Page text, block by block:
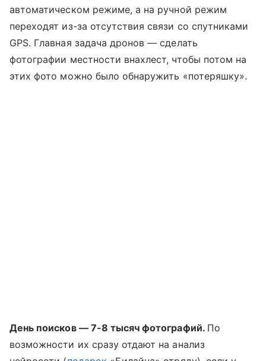
автоматическом режиме, а на ручной режим
переходят из-за отсутствия связи со спутниками
GPS. Главная задача дронов — сделать
фотографии местности внахлест, чтобы потом на
этих фото можно было обнаружить «потеряшку».
День поисков — 7-8 тысяч фотографий. По
возможности их сразу отдают на анализ